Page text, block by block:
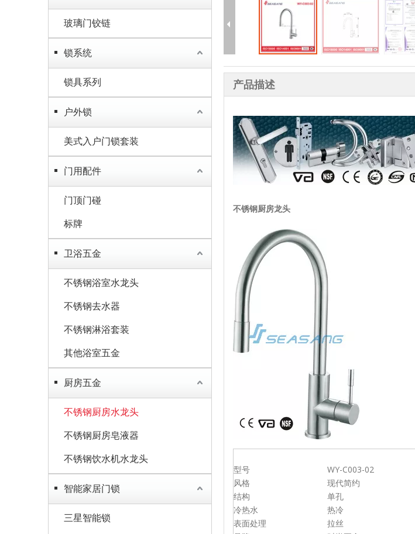
玻璃门铰链
锁系统
锁具系列
户外锁
美式入户门锁套装
门用配件
门顶门碰
标牌
卫浴五金
不锈钢浴室水龙头
不锈钢去水器
不锈钢淋浴套装
其他浴室五金
厨房五金
不锈钢厨房水龙头
不锈钢厨房皂液器
不锈钢饮水机水龙头
智能家居门锁
三星智能锁
产品描述
不锈钢厨房龙头
型号
WY-C003-02
风格
现代简约
结构
单孔
冷热水
热冷
表面处理
拉丝